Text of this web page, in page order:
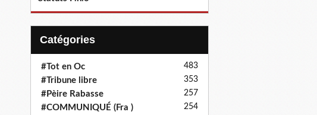
Catégories
#Tot en Oc 483
#Tribune libre 353
#Pèire Rabasse 257
#COMMUNIQUÉ (Fra ) 254